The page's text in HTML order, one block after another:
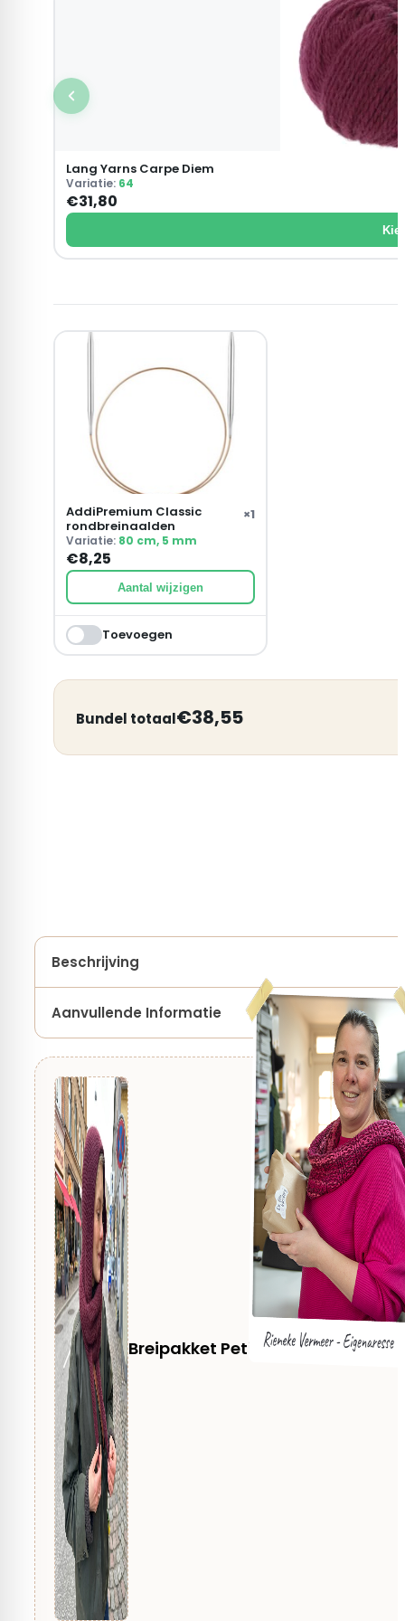
Lang Yarns Carpe Diem
Variatie: 64
€31,80
AddiPremium Classic
rondbreinaalden
Variatie: 80 cm, 5 mm
×1
€8,25
Aantal wijzigen
Toevoegen
Bundel totaal€38,55
Beschrijving
Aanvullende Informatie
Accessoires, Kleding
Geschikt voor
Dames
Moeilijkheid
3 Medium
Techniek
Breien
Kleding
Muts, Omslagdoek
Aanbevolen naalddikte
5 mm
Breipakket PetiteKnit – Sophie